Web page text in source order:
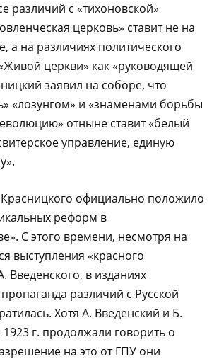
различий с «тихоновской»
церковь» ставит не на
а на разли­чиях политического
церкви» как «руководящей
заявил на соборе, что
«лозунгом» и «знаменами борьбы
отныне ставит «белый
управление, единую
официально положило
реформ в
С этого времени, несмотря на
выступления «красного
Введенского, в изданиях
различий с Русской
Хотя А. Введенский и Б.
г. продолжали говорить о
на это от ГПУ они